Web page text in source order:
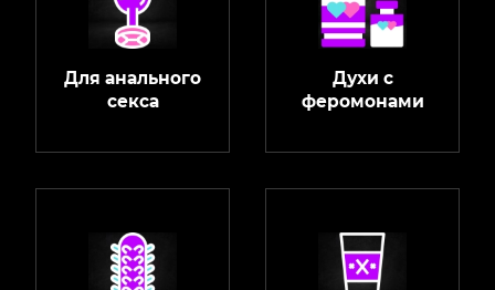
Для анального
секса
Духи с
феромонами